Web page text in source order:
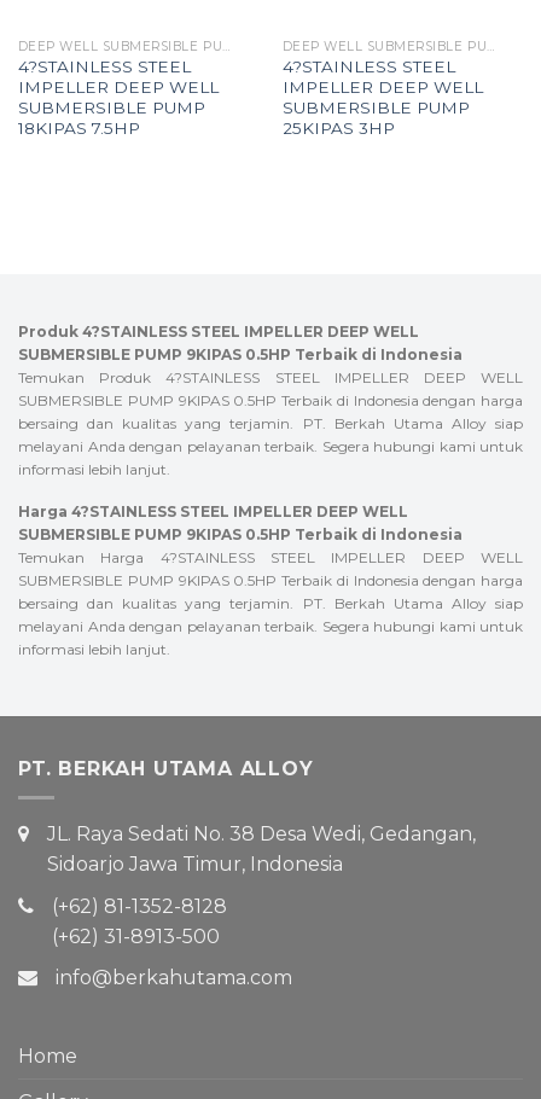
DEEP WELL SUBMERSIBLE PUMP
4?STAINLESS STEEL
IMPELLER DEEP WELL
SUBMERSIBLE PUMP
18KIPAS 7.5HP
DEEP WELL SUBMERSIBLE PUMP
4?STAINLESS STEEL
IMPELLER DEEP WELL
SUBMERSIBLE PUMP
25KIPAS 3HP
Produk 4?STAINLESS STEEL IMPELLER DEEP WELL
SUBMERSIBLE PUMP 9KIPAS 0.5HP Terbaik di Indonesia
Temukan Produk 4?STAINLESS STEEL IMPELLER DEEP WELL
SUBMERSIBLE PUMP 9KIPAS 0.5HP Terbaik di Indonesia dengan harga
bersaing dan kualitas yang terjamin. PT. Berkah Utama Alloy siap
melayani Anda dengan pelayanan terbaik. Segera hubungi kami untuk
informasi lebih lanjut.
Harga 4?STAINLESS STEEL IMPELLER DEEP WELL
SUBMERSIBLE PUMP 9KIPAS 0.5HP Terbaik di Indonesia
Temukan Harga 4?STAINLESS STEEL IMPELLER DEEP WELL
SUBMERSIBLE PUMP 9KIPAS 0.5HP Terbaik di Indonesia dengan harga
bersaing dan kualitas yang terjamin. PT. Berkah Utama Alloy siap
melayani Anda dengan pelayanan terbaik. Segera hubungi kami untuk
informasi lebih lanjut.
PT. BERKAH UTAMA ALLOY
JL. Raya Sedati No. 38 Desa Wedi, Gedangan,
Sidoarjo Jawa Timur, Indonesia
(+62) 81-1352-8128
(+62) 31-8913-500
info@berkahutama.com
Home